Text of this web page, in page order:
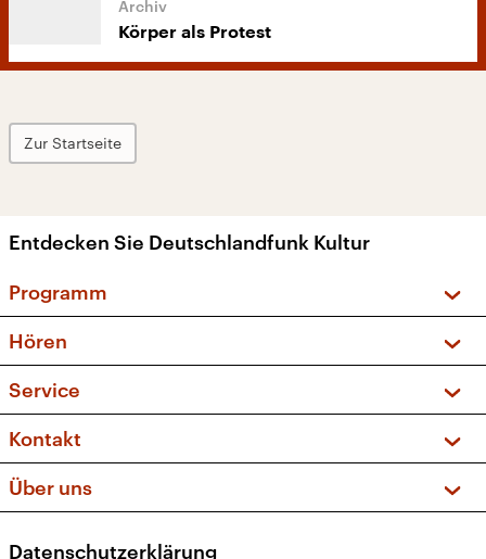
Körper als Protest
Zur Startseite
Entdecken Sie Deutschlandfunk Kultur
Programm
Sendungen und Podcasts
Musikliste
Kakadu – Das Kinderprogramm
Hören
Frequenzen (UKW + DAB+)
Service
FAQ
Apps
Newsletter
Kontakt
Social Media
Über uns
Datenschutzerklärung